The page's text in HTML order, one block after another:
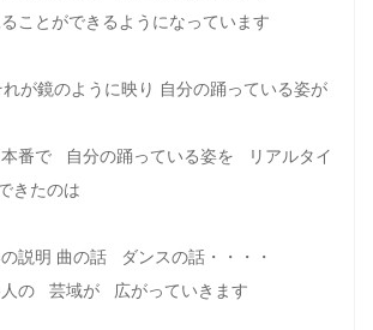
ことができるようになっています
が鏡のように映り 自分の踊っている姿が
番で 自分の踊っている姿を リアルタイ
きたのは
説明 曲の話 ダンスの話・・・・
の 芸域が 広がっていきます